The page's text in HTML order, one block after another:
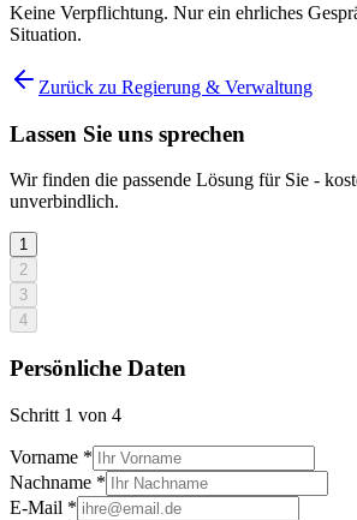
Keine Verpflichtung. Nur ein ehrliches
Situation.
Zurück zu Regierung & Verwaltung
Lassen Sie uns sprechen
Wir finden die passende Lösung für Sie -
unverbindlich.
1
2
3
4
Persönliche Daten
Schritt 1 von 4
Vorname *
Nachname *
E-Mail *